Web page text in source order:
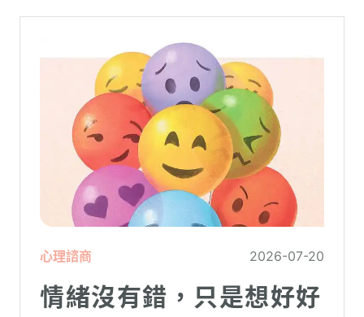
心理諮商 2026-07-20
情緒沒有錯，只是想好好